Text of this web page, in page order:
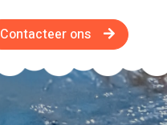
Contacteer ons